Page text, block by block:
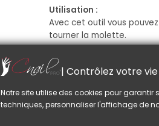
Utilisation :
Avec cet outil vous
tourner la molette.
| Contrôlez votre
Notre site utilise des cookies pour
techniques, personnaliser l'affichage de